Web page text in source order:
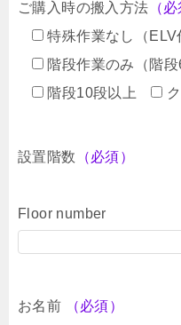
ご購入時の搬入方法 （必
特殊作業なし（ELV
階段作業のみ（階段
階段10段以上
設置階数 （必須）
Floor number
お名前
（必須）